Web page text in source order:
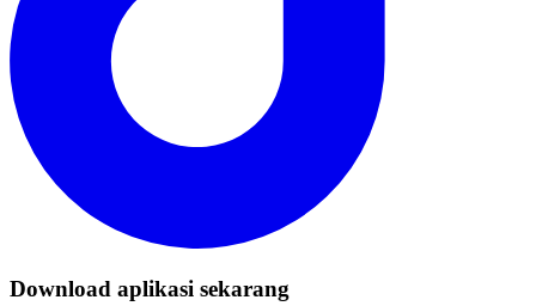
Download aplikasi sekarang